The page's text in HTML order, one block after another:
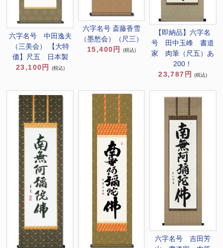
六字名号 中田逸夫
（三美会） 【大特
価】尺五 日本製
23,100円
(税込)
六字名号 斎藤香雪
（墨愁会）（尺三）
15,400円
(税込)
【即納品】六字名
号 田中玉峰 書道
家 肉筆（尺五）あ
200！
23,787円
(税込)
六字名号 吉田芳